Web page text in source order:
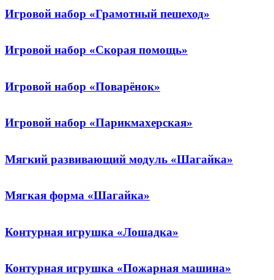
Игровой набор «Грамотный пешеход»
Игровой набор «Скорая помощь»
Игровой набор «Поварёнок»
Игровой набор «Парикмахерская»
Мягкий развивающий модуль «Шагайка»
Мягкая форма «Шагайка»
Контурная игрушка «Лошадка»
Контурная игрушка «Пожарная машина»